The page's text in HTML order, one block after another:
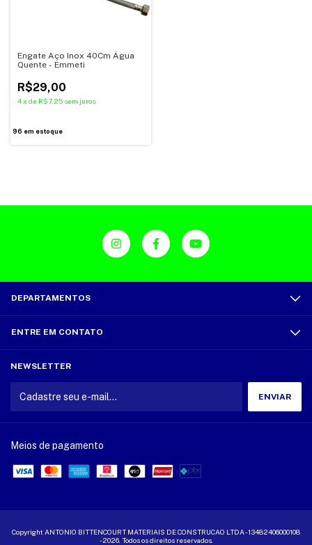
Engate Aço Inox 40Cm Água
Quente - Emmeti
R$29,00
4x de R$7,25 sem juros
96 em estoque
DEPARTAMENTOS
ENTRE EM CONTATO
NEWSLETTER
Meios de pagamento
Copyright ANTONIO BITTENCOURT MATERIAIS DE CONSTRUCAO LTDA - 13482406000108
- 2026. Todos os direitos reservados.